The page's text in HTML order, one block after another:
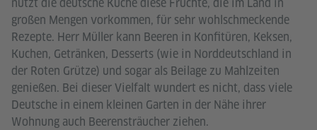
nutzt die deutsche Küche diese Früchte, die im Land in
großen Mengen vorkommen, für sehr wohlschmeckende
Rezepte. Herr Müller kann Beeren in Konfitüren, Keksen,
Kuchen, Getränken, Desserts (wie in Norddeutschland in
der Roten Grütze) und sogar als Beilage zu Mahlzeiten
genießen. Bei dieser Vielfalt wundert es nicht, dass viele
Deutsche in einem kleinen Garten in der Nähe ihrer
Wohnung auch Beerensträucher ziehen.